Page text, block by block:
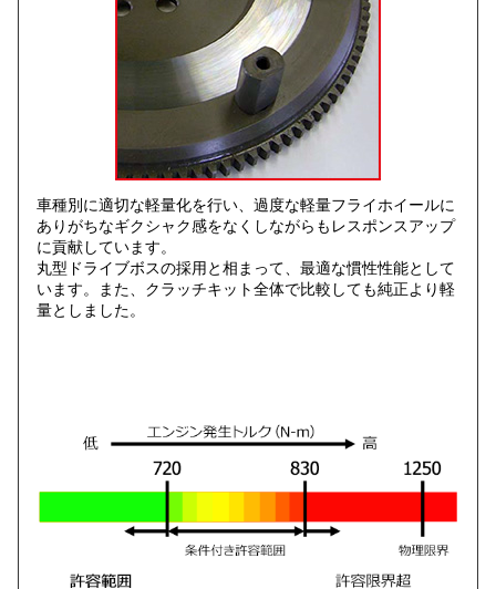
車種別に適切な軽量化を行い、過度な軽量フライホイールに
ありがちなギクシャク感をなくしながらもレスポンスアップ
に貢献しています。
丸型ドライブボスの採用と相まって、最適な慣性性能として
います。また、クラッチキット全体で比較しても純正より軽
量としました。